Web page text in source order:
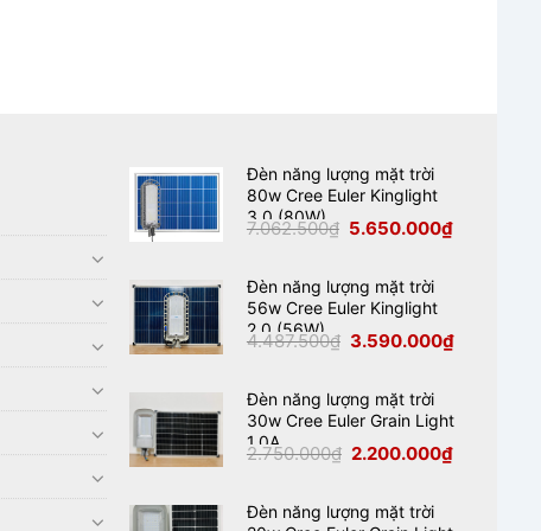
Đèn năng lượng mặt trời
80w Cree Euler Kinglight
3.0 (80W)
7.062.500₫ Giá
gốc
5.650.000₫Giá
Đèn năng lượng mặt trời
56w Cree Euler Kinglight
2.0 (56W)
4.487.500₫ Giá
gốc
3.590.000₫Giá
Đèn năng lượng mặt trời
30w Cree Euler Grain Light
1.0A
2.750.000₫ Giá
gốc
2.200.000₫Giá
Đèn năng lượng mặt trời